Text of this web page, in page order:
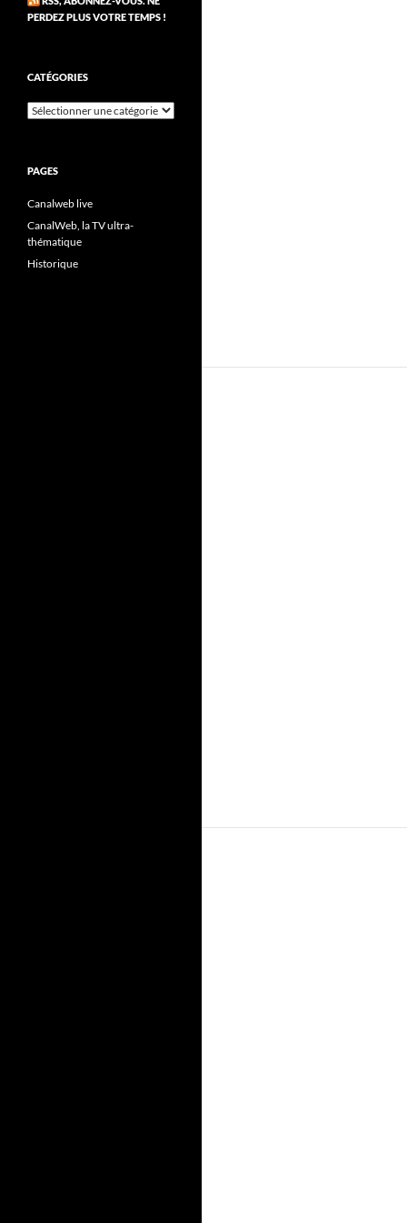
PERDEZ PLUS VOTRE TEMPS !
CATÉGORIES
Catégories
PAGES
Canalweb live
CanalWeb, la TV ultra-
thématique
Historique